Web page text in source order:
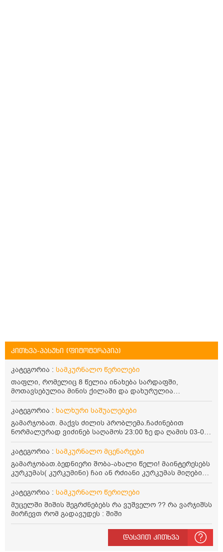
კითხვა-პასუხი (ფიტოტერაპია)
კატეგორია : სამკურნალო წერილები
თაფლი, რომელიც 8 წელია ინახება სარდაფში,
მოთავსებულია მინის ქილაში და დახურულია
პლასტმასის სახურავით. ექნება თუ არა შენარჩუნებული
სასარგებლო თვისებები და შეიძლება თუ არა მისი
მირთმევა? გმადლობთ.
კატეგორია : ხალხური საშუალებები
გამარჯობათ. მაქვს ძილის პრობლემა.ჩაძინებით
ნორმალურად ვიძინებ საღამოს 23:00 ზე და ღამის 03-00
ან 04:00 საათზე მეღვიძება და მერე ვერ ვიძინებ
ვერაფრით.რამე ხალხური საშუალება თუ არის ამ
კატეგორია : სამკურნალო მცენარეები
გამარჯობათ.ბედნიერი შობა-ახალი წელი! მაინტერესებს
კურკუმას( კურკუმინი) ჩაი ან რძიანი კურკუმას მიღების
წესი. მაინტერესებდა და წავიკითხე ასეთი ინფორმაცია:
კურკუმას გააჩნია ანთების საწინააღმდეგო,
უნდა მივიღოთო ცხიმთან და შავ პილპილთან ერთად
ეფექტურობის მიზნით. 1) პირველი ვარიანტი არის ჩაი:
როგორ მივიღო კურკუმას ჩაი? უზმოზე,ჭამამდე თუ ჭამის
შემდეგ? თბილი წყალი უნდა დავასხათ თუ მდუღარე?
წავიკითხე რომ კურკუმას თუ დავასხამთ მდუღარე
კატეგორია : სამკურნალო წერილები
მუცელში შიშის შეგრძნებებს რა ვუშველო ?? რა ვარჯიშსს
მირჩევთ რომ გადავუდეს : შიში
დასვით კითხვა